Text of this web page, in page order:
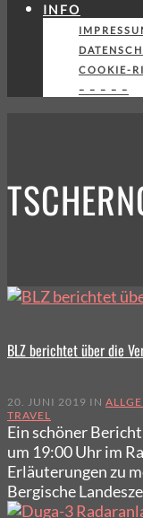
INFO
COOKIE-
– – – – –
BLZ berichtet über die
20. JUNI 2019 IN
TRAVEL
Ein schöner
um 19:00 Uhr im
Erläuterungen zu
Bergische